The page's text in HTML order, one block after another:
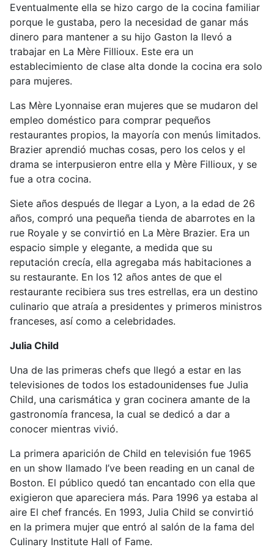
Eventualmente ella se hizo cargo de la cocina familiar
porque le gustaba, pero la necesidad de ganar más
dinero para mantener a su hijo Gaston la llevó a
trabajar en La Mère Fillioux. Este era un
establecimiento de clase alta donde la cocina era solo
para mujeres.
Las Mère Lyonnaise eran mujeres que se mudaron del
empleo doméstico para comprar pequeños
restaurantes propios, la mayoría con menús limitados.
Brazier aprendió muchas cosas, pero los celos y el
drama se interpusieron entre ella y Mère Fillioux, y se
fue a otra cocina.
Siete años después de llegar a Lyon, a la edad de 26
años, compró una pequeña tienda de abarrotes en la
rue Royale y se convirtió en La Mère Brazier. Era un
espacio simple y elegante, a medida que su
reputación crecía, ella agregaba más habitaciones a
su restaurante. En los 12 años antes de que el
restaurante recibiera sus tres estrellas, era un destino
culinario que atraía a presidentes y primeros ministros
franceses, así como a celebridades.
Julia Child
Una de las primeras chefs que llegó a estar en las
televisiones de todos los estadounidenses fue Julia
Child, una carismática y gran cocinera amante de la
gastronomía francesa, la cual se dedicó a dar a
conocer mientras vivió.
La primera aparición de Child en televisión fue 1965
en un show llamado I’ve been reading en un canal de
Boston. El público quedó tan encantado con ella que
exigieron que apareciera más. Para 1996 ya estaba al
aire El chef francés. En 1993, Julia Child se convirtió
en la primera mujer que entró al salón de la fama del
Culinary Institute Hall of Fame.